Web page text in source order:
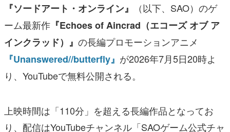
アプリレビュー
その他
電ファミニコゲーマーとは？
運営：株式会社マレ
『ソードアート・オンライン』
（以下、SAO）のゲ
ーム最新作 『Echoes of Aincrad（エコーズ オブ ア
インクラッド）』 の長編プロモーションアニメ
『Unanswered//butterfly』 が2026年7月5日20時よ
り、YouTubeで無料公開される。
上映時間は「110分」を超える長編作品となってお
り、配信はYouTubeチャンネル「SAOゲーム公式チャ